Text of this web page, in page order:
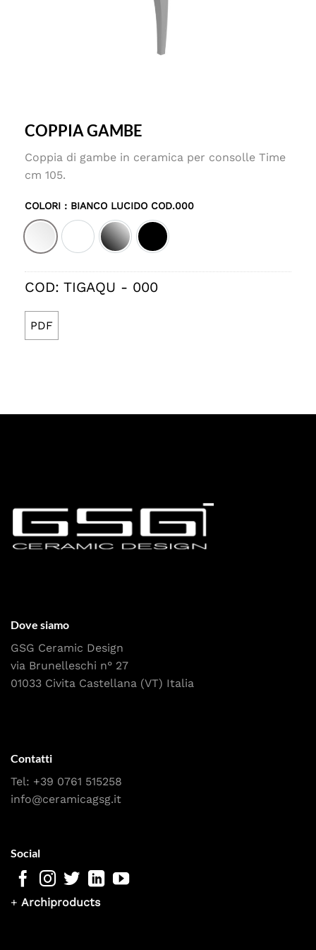
COPPIA GAMBE
Coppia di gambe in ceramica per consolle Time
cm 105.
COLORI : BIANCO LUCIDO COD.000
Bianco lucido cod.000
Bianco matt cod.001
Nero lucido cod.002
Nero matt cod.003
COD: TIGAQU - 000
PDF
Dove siamo
GSG Ceramic Design
via Brunelleschi n° 27
01033 Civita Castellana (VT) Italia
Contatti
Tel: +39 0761 515258
info@ceramicagsg.it
Social
+ Archiproducts